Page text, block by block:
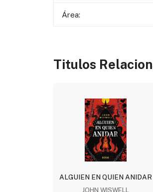
Área:
Titulos
ALGUIEN EN QUIEN ANIDAR
JOHN WISWELL